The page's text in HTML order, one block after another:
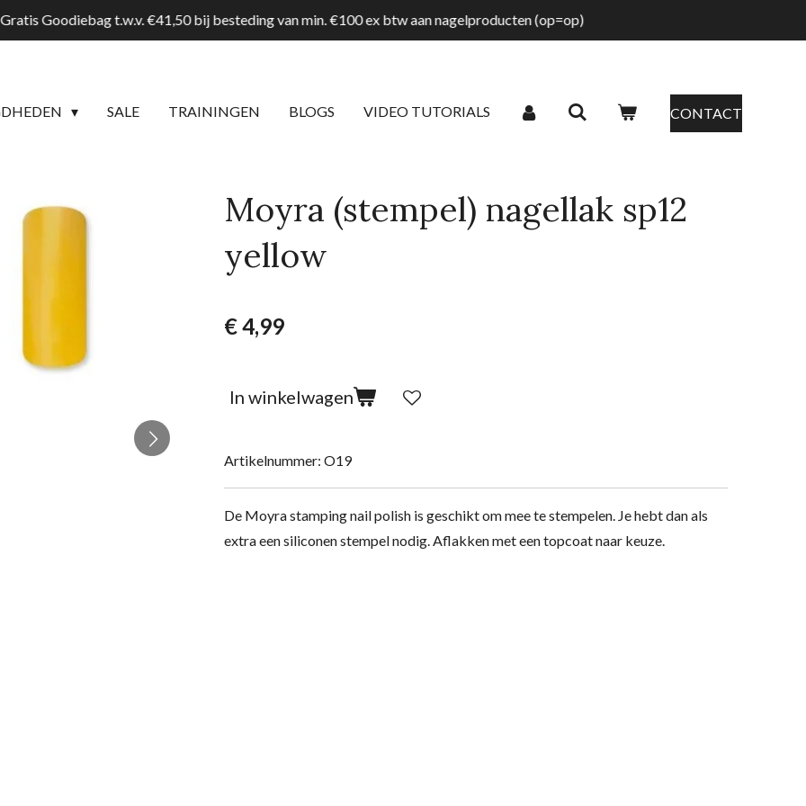
Goodiebag t.w.v. €41,50 bij besteding van min. €100 ex btw aan nagelproducten (op=op)
SALE TRAININGEN BLOGS VIDEO TUTORIALS CONTACT
Moyra (stempel) nagellak sp12
yellow
€ 4,99
In winkelwagen
Artikelnummer: O19
De Moyra stamping nail polish is geschikt om mee te stempelen. Je hebt dan als
extra een siliconen stempel nodig. Aflakken met een topcoat naar keuze.